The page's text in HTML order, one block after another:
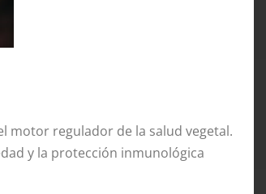
motor regulador de la salud vegetal.
y la protección inmunológica